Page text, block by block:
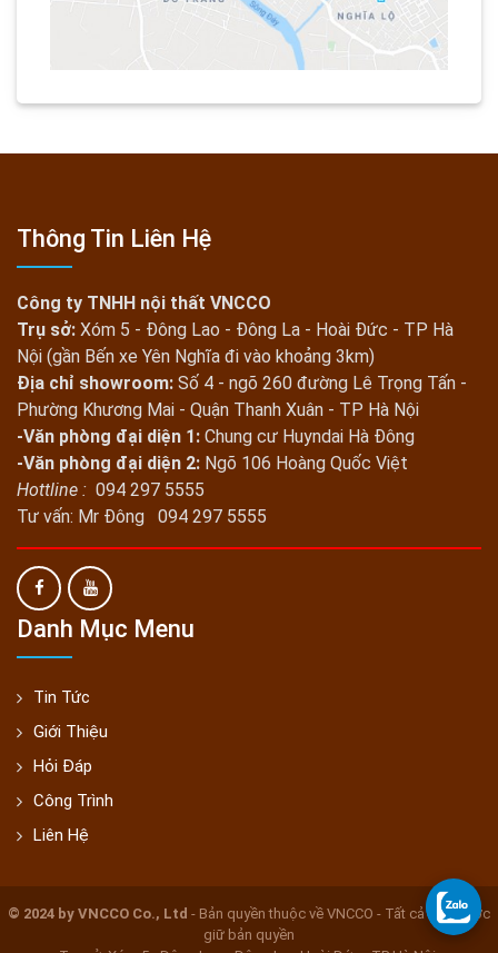
Thông Tin Liên Hệ
Công ty TNHH nội thất VNCCO
Trụ sở: Xóm 5 - Đông Lao - Đông La - Hoài Đức - TP Hà
Nội (gần Bến xe Yên Nghĩa đi vào khoảng 3km)
Địa chỉ showroom: Số 4 - ngõ 260 đường Lê Trọng Tấn -
Phường Khương Mai - Quận Thanh Xuân - TP Hà Nội
-Văn phòng đại diện 1: Chung cư Huyndai Hà Đông
-Văn phòng đại diện 2: Ngõ 106 Hoàng Quốc Việt
Hottline : 094 297 5555
Tư vấn: Mr Đông 094 297 5555
Danh Mục Menu
Tin Tức
Giới Thiệu
Hỏi Đáp
Công Trình
Liên Hệ
© 2024 by VNCCO Co., Ltd - Bản quyền thuộc về VNCCO - Tất cả đều được
giữ bản quyền